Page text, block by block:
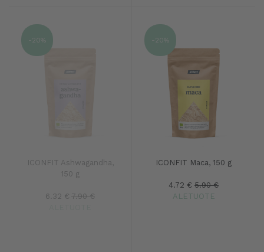
ICONFIT Ashwagandha,
150 g
6.32 € 7.90 €
-20%
ICONFIT Maca, 150 g
4.72 € 5.90 €
ALETUOTE
-20%